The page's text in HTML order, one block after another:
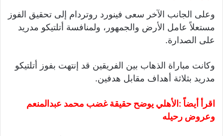
وعلى الجانب الآخر سعى فينورد روتردام إلى تحقيق الفوز
مستعلاً عامل الأرض والجمهور، ولمنافسة أتلتيكو مدريد
على الصدارة.
وكانت مباراة الذهاب بين الفريقين قد إنتهت بفوز أتلتيكو
مدريد بثلاثة أهداف مقابل هدفين.
اقرأ أيضاً : الأهلي يوضح حقيقة غضب محمد عبدالمنعم
وعروض رحيله